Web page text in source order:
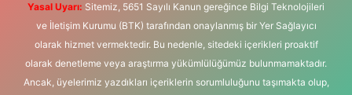
Yasal Uyarı: Sitemiz, 5651 Sayılı Kanun gereğince Bilgi Teknolojileri
ve İletişim Kurumu (BTK) tarafından onaylanmış bir Yer Sağlayıcı
olarak hizmet vermektedir. Bu nedenle, sitedeki içerikleri proaktif
olarak denetleme veya araştırma yükümlülüğümüz bulunmamaktadır.
Ancak, üyelerimiz yazdıkları içeriklerin sorumluluğunu taşımakta olup,